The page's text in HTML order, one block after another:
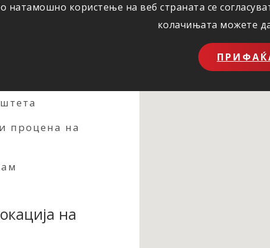
натамошно користење на веб страната се
колачињата можете
процена на
на